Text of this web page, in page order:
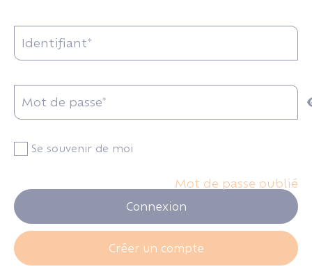
Identifiant*
Mot de passe*
Se souvenir de moi
Mot de passe oublié
Connexion
Créer un compte